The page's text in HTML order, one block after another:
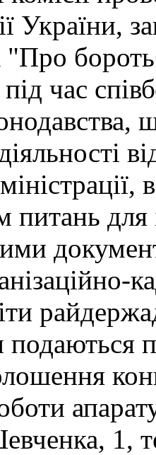
України,
під час
питань
1,